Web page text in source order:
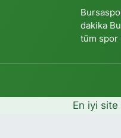
dakika
tüm spor
En iyi